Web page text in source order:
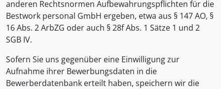
anderen Rechtsnormen Aufbewahrungspflichten für die
Bestwork personal GmbH ergeben, etwa aus § 147 AO, §
16 Abs. 2 ArbZG oder auch § 28f Abs. 1 Sätze 1 und 2
SGB IV.
Sofern Sie uns gegenüber eine Einwilligung zur
Aufnahme ihrer Bewerbungsdaten in die
Bewerberdatenbank erteilt haben, speichern wir die